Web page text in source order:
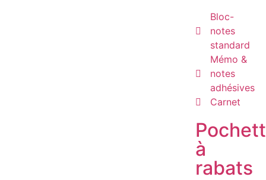
Bloc-
notes
standard
Mémo &
notes
adhésives
Carnet
à
rabats